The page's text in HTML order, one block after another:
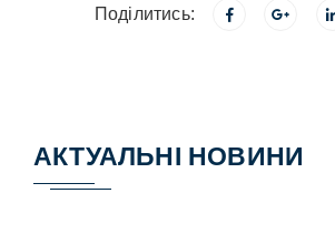
Поділитись:
АКТУАЛЬНІ НОВИНИ